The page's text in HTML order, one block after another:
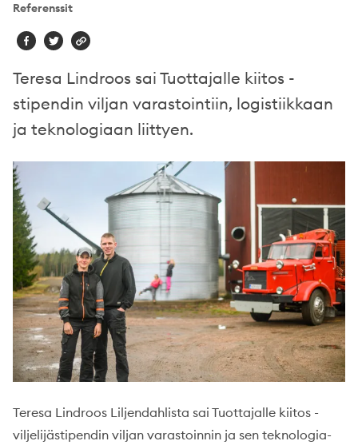
Referenssit
Teresa Lindroos sai Tuottajalle kiitos -
stipendin viljan varastointiin, logistiikkaan
ja teknologiaan liittyen.
Teresa Lindroos Liljendahlista sai Tuottajalle kiitos -
viljelijästipendin viljan varastoinnin ja sen teknologia-